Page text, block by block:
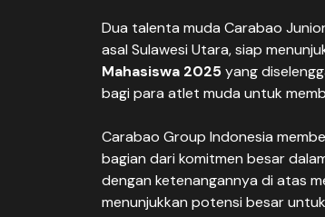
Dua talenta muda Carabao
asal Sulawesi Utara, siap
Mahasiswa 2025yang
bagi para atlet muda untuk
Carabao Group Indonesia
bagian dari komitmen besar
dengan ketenangannya di atas
menunjukkan potensi besar